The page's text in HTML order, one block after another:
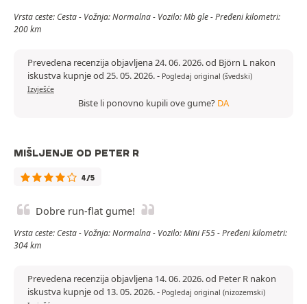
Vrsta ceste: Cesta - Vožnja: Normalna - Vozilo: Mb gle - Pređeni kilometri:
200 km
Prevedena recenzija objavljena 24. 06. 2026. od Björn L nakon
iskustva kupnje od 25. 05. 2026.- Pogledaj original (švedski)
Izvješće
Biste li ponovno kupili ove gume? DA
MIŠLJENJE OD PETER R
4/5
Dobre run-flat gume!
Vrsta ceste: Cesta - Vožnja: Normalna - Vozilo: Mini F55 - Pređeni kilometri:
304 km
Prevedena recenzija objavljena 14. 06. 2026. od Peter R nakon
iskustva kupnje od 13. 05. 2026.- Pogledaj original (nizozemski)